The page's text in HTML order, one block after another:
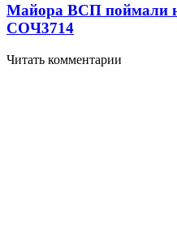
Майора ВСП поймали
СОЧ3714
Читать комментарии